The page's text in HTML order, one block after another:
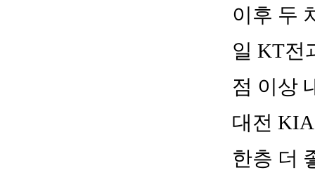
이후 두
일 KT전
점 이상
대전
한층 더